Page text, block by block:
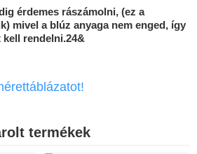
érdemes rászámolni, (ez a
mivel a blúz anyaga nem enged, így
kell rendelni.24&
termékek